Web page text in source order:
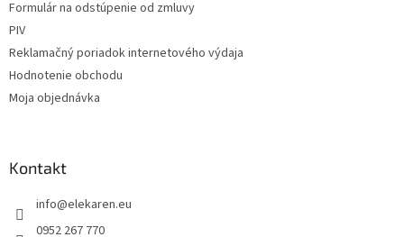
Formulár na odstúpenie od zmluvy
PIV
Reklamačný poriadok internetového výdaja
Hodnotenie obchodu
Moja objednávka
Kontakt
info@elekaren.eu
0952 267 770